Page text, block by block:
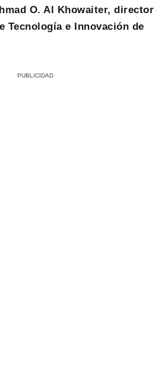
O. Al Khowaiter, director
Tecnología e Innovación de